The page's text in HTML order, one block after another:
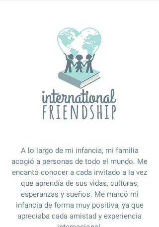
A lo largo de mi infancia, mi familia
acogió a personas de todo el mundo. Me
encantó conocer a cada invitado a la vez
que aprendía de sus vidas, culturas,
esperanzas y sueños. Me marcó mi
infancia de forma muy positiva, ya que
apreciaba cada amistad y experiencia